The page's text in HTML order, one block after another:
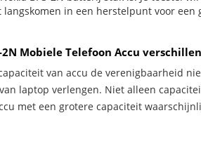
in een herstelpunt voor een
2N Mobiele Telefoon Accu
van accu de verenigbaarheid
laptop verlengen. Niet alleen
met een grotere capaciteit